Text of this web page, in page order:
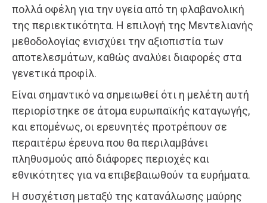
πολλά οφέλη για την υγεία από τη φλαβανολική
της περιεκτικότητα. Η επιλογή της Μεντελιανής
μεθοδολογίας ενισχύει την αξιοπιστία των
αποτελεσμάτων, καθώς αναλύει διαφορές στα
γενετικά προφίλ.
Είναι σημαντικό να σημειωθεί ότι η μελέτη αυτή
περιορίστηκε σε άτομα ευρωπαϊκής καταγωγής,
και επομένως, οι ερευνητές προτρέπουν σε
περαιτέρω έρευνα που θα περιλαμβάνει
πληθυσμούς από διάφορες περιοχές και
εθνικότητες για να επιβεβαιωθούν τα ευρήματα.
Η συσχέτιση μεταξύ της κατανάλωσης μαύρης